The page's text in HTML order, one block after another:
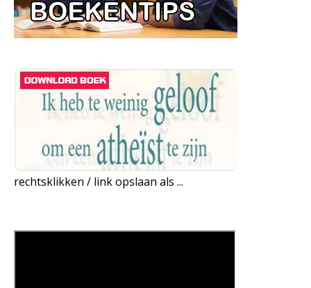
rechtsklikken / link opslaan als ...